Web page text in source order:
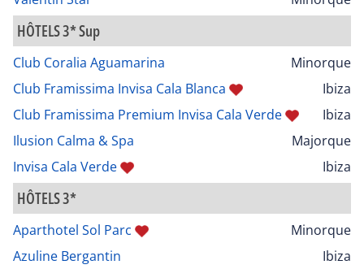
HÔTELS 3* Sup
Club Coralia Aguamarina
Minorque
Club Framissima Invisa Cala Blanca
Ibiza
Club Framissima Premium Invisa Cala Verde
Ibiza
Ilusion Calma & Spa
Majorque
Invisa Cala Verde
Ibiza
HÔTELS 3*
Aparthotel Sol Parc
Minorque
Azuline Bergantin
Ibiza